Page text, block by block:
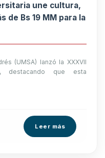
une cultura,
de Bs 19 MM para la
(UMSA) lanzó la XXXVII
destacando que esta
Leer más